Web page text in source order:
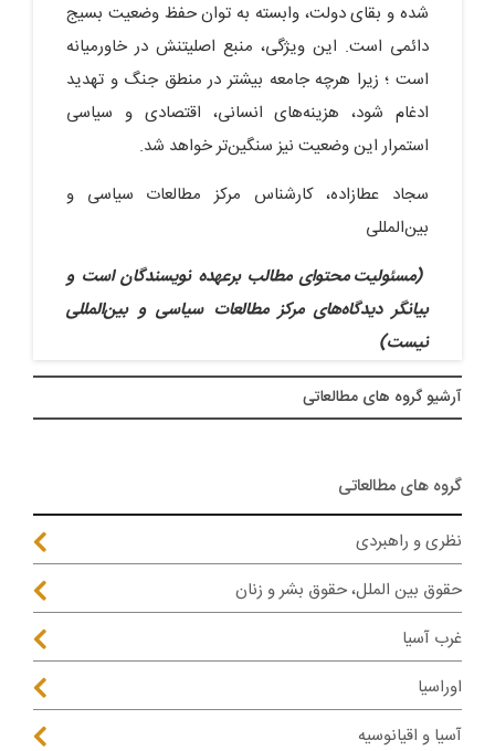
شده و بقای دولت، وابسته به توان حفظ وضعیت بسیج
دائمی است. این ویژگی، منبع اصلیتنش در خاورمیانه
است ؛ زیرا هرچه جامعه بیشتر در منطق جنگ و تهدید
ادغام شود، هزینه‌های انسانی، اقتصادی و سیاسی
استمرار این وضعیت نیز سنگین‌تر خواهد شد.
سجاد عطازاده، کارشناس مرکز مطالعات سیاسی و
بین‌المللی
(مسئولیت محتوای مطالب برعهده نویسندگان است و
بیانگر دیدگاه‌های مرکز مطالعات سیاسی و بین‌المللی
نیست)
آرشيو گروه های مطالعاتی
گروه های مطالعاتی
نظری و راهبردی
حقوق بین الملل، حقوق بشر و زنان
غرب آسیا
اوراسیا
آسیا و اقیانوسیه